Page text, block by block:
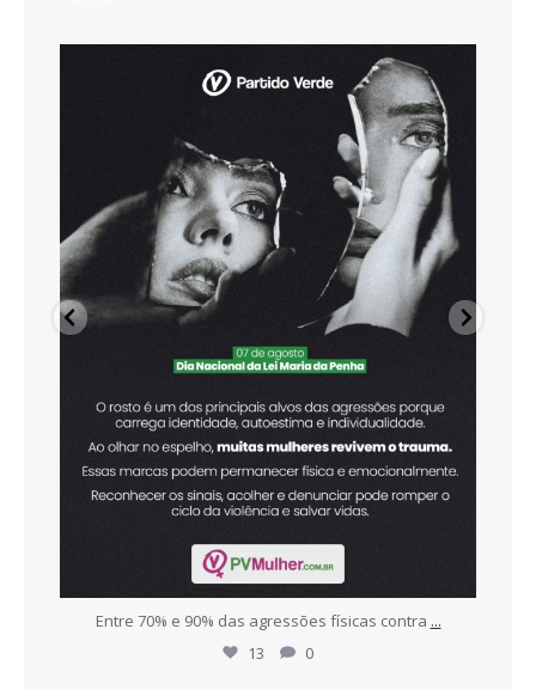
Ago 7
Entre 70% e 90% das agressões físicas contra ...
13
0